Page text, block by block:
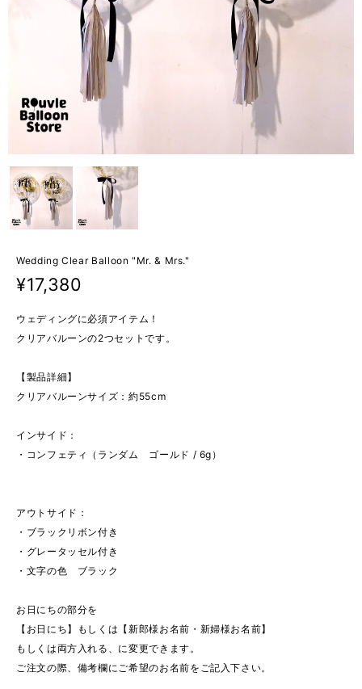
Wedding Clear Balloon "Mr. & Mrs."
¥17,380
ウェディングに必須アイテム！
クリアバルーンの2つセットです。
【製品詳細】
クリアバルーンサイズ：約55cm
インサイド：
・コンフェティ（ランダム ゴールド / 6g）
アウトサイド：
・ブラックリボン付き
・グレータッセル付き
・文字の色 ブラック
お日にちの部分を
【お日にち】もしくは【新郎様お名前・新婦様お名前】
もしくは両方入れる、に変更できます。
ご注文の際、備考欄にご希望のお名前をご記入下さい。